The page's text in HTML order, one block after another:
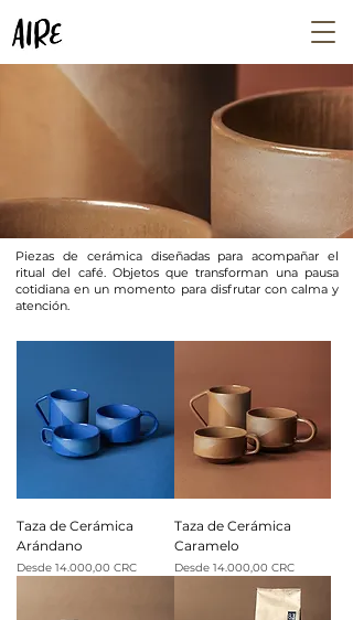
Piezas de cerámica diseñadas para acompañar el
ritual del café. Objetos que transforman una pausa
cotidiana en un momento para disfrutar con calma y
atención.
Taza de Cerámica
Arándano
Desde 14.000,00 CRC
Precio de oferta
Taza de Cerámica
Caramelo
Desde 14.000,00 CRC
Precio de oferta